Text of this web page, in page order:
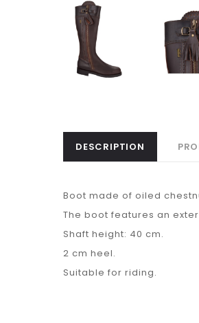
DESCRIPTION
Boot made of oiled
The boot features an
Shaft height: 40 cm.
2 cm heel.
Suitable for riding.